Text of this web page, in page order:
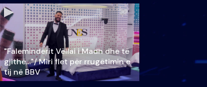
"Faleminderit Vëllai i Madh dhe të
gjithë…"/ Miri flet për rrugëtimin e
tij në BBV